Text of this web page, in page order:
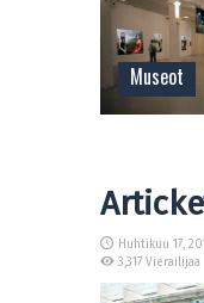
Museot
Huhtikuu 17,
3,317 Vierailijaa